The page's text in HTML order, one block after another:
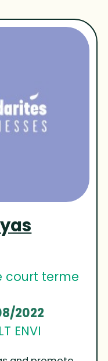
court terme
2022
ENVI